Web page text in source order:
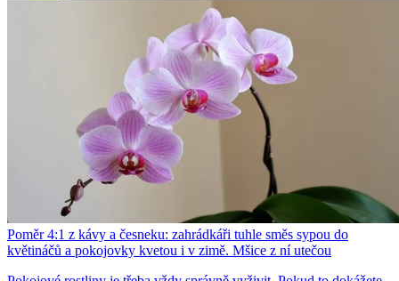
Poměr 4:1 z kávy a česneku: zahrádkáři tuhle směs sypou do
květináčů a pokojovky kvetou i v zimě. Mšice z ní utečou